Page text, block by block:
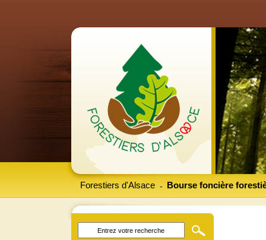
Forestiers d'Alsace Bourse foncière
-